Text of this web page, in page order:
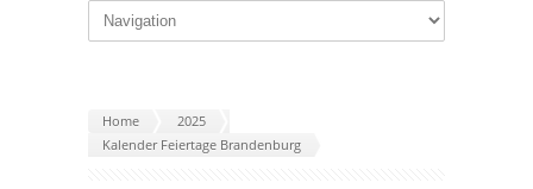
Home
2025
Kalender Feiertage Brandenburg